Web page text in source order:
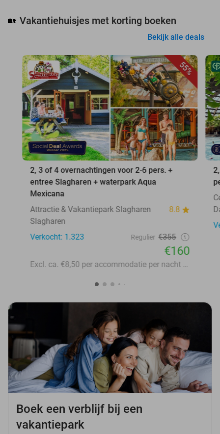
🏡 Vakantiehuisjes met korting boeken
Bekijk alle deals
55%
2, 3 of 4 overnachtingen voor 2-6 pers. +
entree Slagharen + waterpark Aqua
Mexicana
Attractie & Vakantiepark Slagharen
8.8
Slagharen
Verkocht: 1.323
Regulier €355
€160
Excl. ca. €8,50 per accommodatie per nacht aan lokale heffingen
Boek een verblijf bij een
vakantiepark